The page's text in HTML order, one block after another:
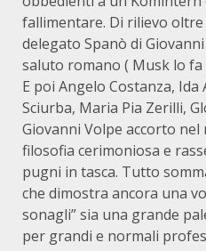
fallimentare. Di rilievo oltre
delegato Spanò di
saluto romano ( Musk lo
E poi Angelo Costanza,
Sciurba, Maria Pia Zerilli,
Giovanni Volpe accorto
filosofia cerimoniosa e
pugni in tasca. Tutto
che dimostra ancora una
sonagli” sia una grande
per grandi e normali